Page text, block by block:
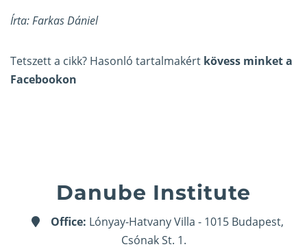
Írta: Farkas Dániel
Tetszett a cikk? Hasonló tartalmakért kövess minket a
Facebookon
Danube Institute
Office: Lónyay-Hatvany Villa - 1015 Budapest,
Csónak St. 1.